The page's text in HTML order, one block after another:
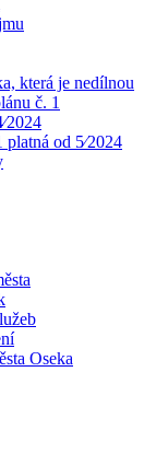
která je nedílnou
č. 1
od 5⁄2024
Oseka